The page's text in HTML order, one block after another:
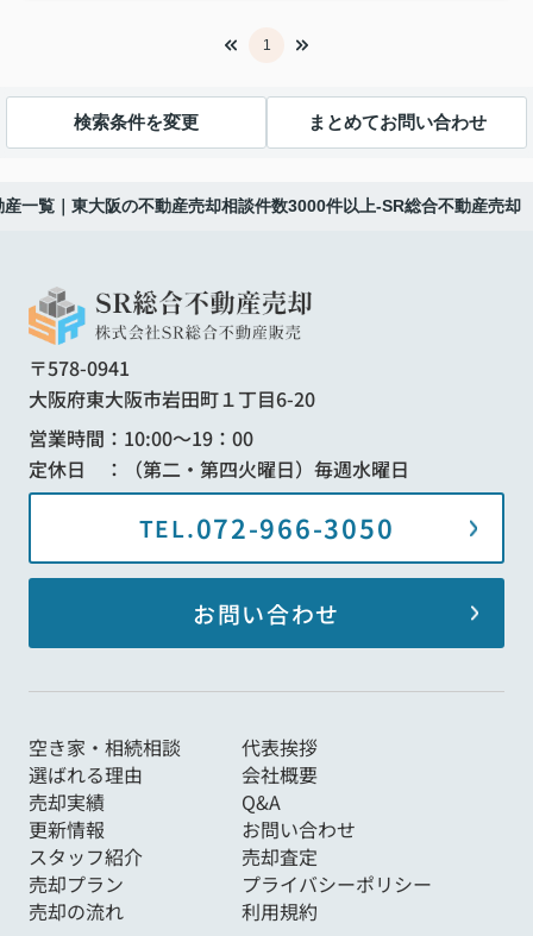
1
検索条件を変更 まとめてお問い合わせ
産一覧｜東大阪の不動産売却相談件数3000件以上-SR総合不動産売却
〒578-0941
大阪府東大阪市岩田町１丁目6-20
営業時間：10:00～19：00
定休日 ：（第二・第四火曜日）毎週水曜日
TEL.072-966-3050
お問い合わせ
空き家・相続相談
代表挨拶
選ばれる理由
会社概要
売却実績
Q&A
更新情報
お問い合わせ
スタッフ紹介
売却査定
売却プラン
プライバシーポリシー
売却の流れ
利用規約